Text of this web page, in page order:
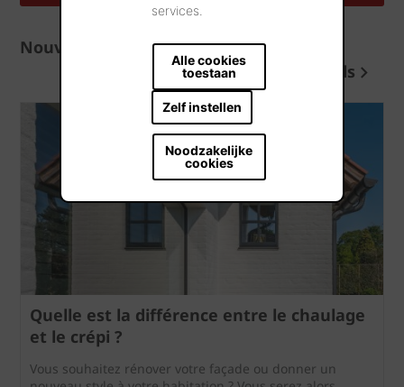
services.
Alle cookies
toestaan
Zelf instellen
Noodzakelijke
cookies
Nouvelles et conseils
Plus de nouvelles et conseils
Quelle est la différence entre le chaulage
et le crépi ?
Vous souhaitez rénover votre façade ou donner un